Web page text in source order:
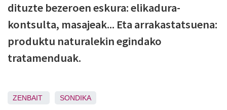
dituzte bezeroen eskura: elikadura-
kontsulta, masajeak... Eta arrakastatsuena:
produktu naturalekin egindako
tratamenduak.
ZENBAIT SONDIKA